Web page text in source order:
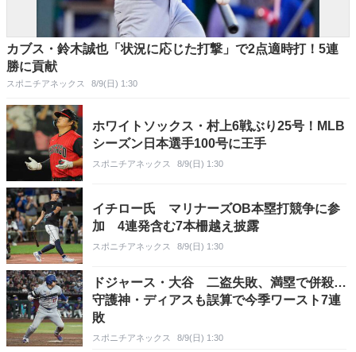
カブス・鈴木誠也「状況に応じた打撃」で2点適時打！5連
勝に貢献
スポニチアネックス 8/9(日) 1:30
ホワイトソックス・村上6戦ぶり25号！MLB
シーズン日本選手100号に王手
スポニチアネックス 8/9(日) 1:30
イチロー氏 マリナーズOB本塁打競争に参
加 4連発含む7本柵越え披露
スポニチアネックス 8/9(日) 1:30
ドジャース・大谷 二盗失敗、満塁で併殺…
守護神・ディアスも誤算で今季ワースト7連
敗
スポニチアネックス 8/9(日) 1:30